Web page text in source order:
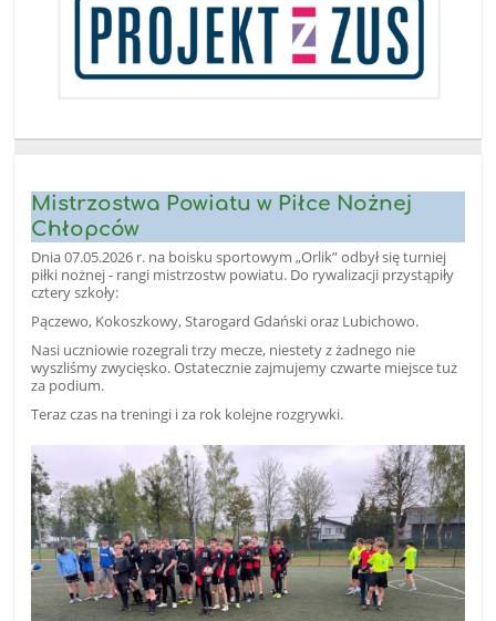
Mistrzostwa Powiatu w Piłce Nożnej
Chłopców
Dnia 07.05.2026 r. na boisku sportowym „Orlik” odbył się turniej
piłki nożnej - rangi mistrzostw powiatu. Do rywalizacji przystąpiły
cztery szkoły:
Pączewo, Kokoszkowy, Starogard Gdański oraz Lubichowo.
Nasi uczniowie rozegrali trzy mecze, niestety z żadnego nie
wyszliśmy zwycięsko. Ostatecznie zajmujemy czwarte miejsce tuż
za podium.
Teraz czas na treningi i za rok kolejne rozgrywki.